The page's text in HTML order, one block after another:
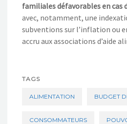
familiales défavorables en
avec, notamment, une
subventions sur l’inflation ou
accru aux associations d’aide
TAGS
ALIMENTATION BUDGET
CONSOMMATEURS